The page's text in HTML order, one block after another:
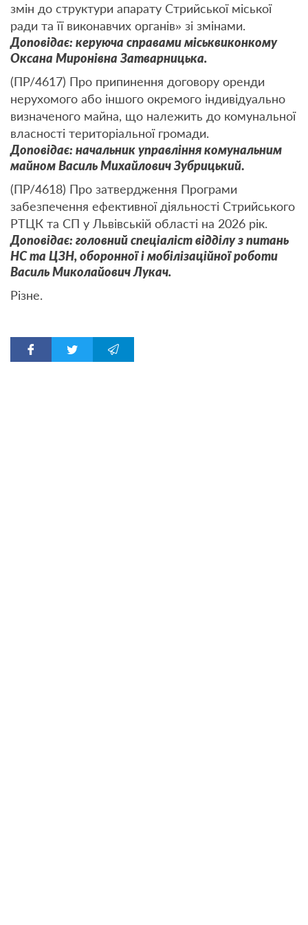
змін до структури апарату Стрийської міської
ради та її виконавчих органів» зі змінами.
Доповідає: керуюча справами міськвиконкому
Оксана Миронівна Затварницька.
(ПР/4617) Про припинення договору оренди
нерухомого або іншого окремого індивідуально
визначеного майна, що належить до комунальної
власності територіальної громади.
Доповідає: начальник управління комунальним
майном Василь Михайлович Зубрицький.
(ПР/4618) Про затвердження Програми
забезпечення ефективної діяльності Стрийського
РТЦК та СП у Львівській області на 2026 рік.
Доповідає: головний спеціаліст відділу з питань
НС та ЦЗН, оборонної і мобілізаційної роботи
Василь Миколайович Лукач.
Різне.